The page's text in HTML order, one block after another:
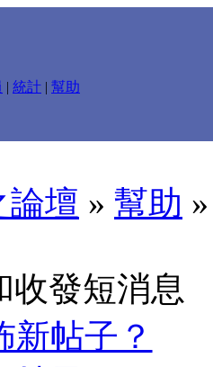
| 統計 | 幫助
論壇 » 幫助
收發短消息
新帖子？